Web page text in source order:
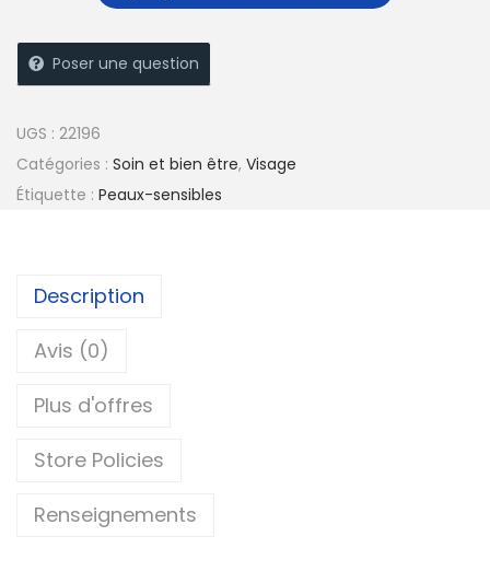
Poser une question
UGS : 22196
Catégories : Soin et bien être, Visage
Étiquette : Peaux-sensibles
Description
Avis (0)
Plus d'offres
Store Policies
Renseignements